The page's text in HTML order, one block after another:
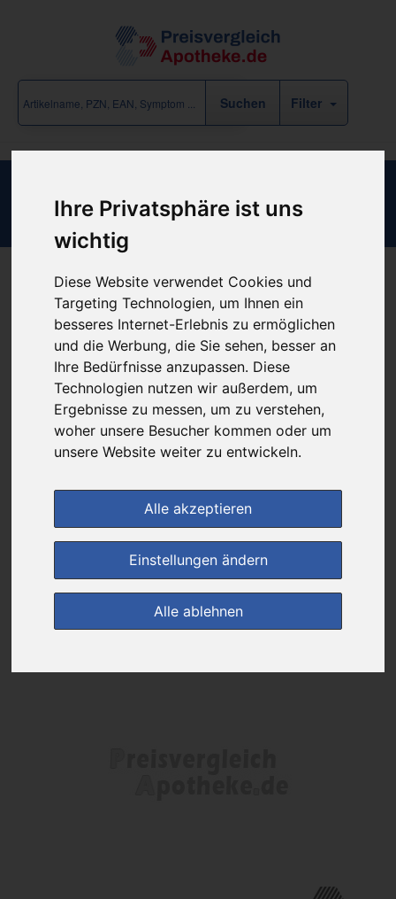
Ihre Privatsphäre ist uns
wichtig
Diese Website verwendet Cookies und
Targeting Technologien, um Ihnen ein
besseres Internet-Erlebnis zu ermöglichen
und die Werbung, die Sie sehen, besser an
Ihre Bedürfnisse anzupassen. Diese
Technologien nutzen wir außerdem, um
Ergebnisse zu messen, um zu verstehen,
woher unsere Besucher kommen oder um
unsere Website weiter zu entwickeln.
Alle akzeptieren
Einstellungen ändern
Alle ablehnen
Filter
Bard Button 28 F 4.3 cm
Produkt empfehlen
Kein Preis bekannt
Das gewünschte Produkt ist derzeit bei keinem unserer Partner
erhältlich.
(0) Jetzt bewerten!
zur Startseite
Preisalarm